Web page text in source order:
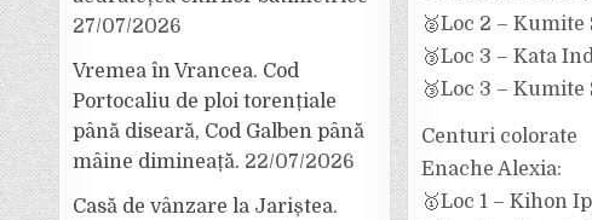
🥈Loc 2 – Kumite
🥉Loc 3 – Kata
🥉Loc 3 –
Centuri colorate
Enache Alexia:
🥇Loc 1 – Kihon
27/07/2026
Vremea în Vrancea. Cod
Portocaliu de ploi torențiale
până diseară, Cod Galben până
mâine dimineață. 22/07/2026
Casă de vânzare la Jariștea.